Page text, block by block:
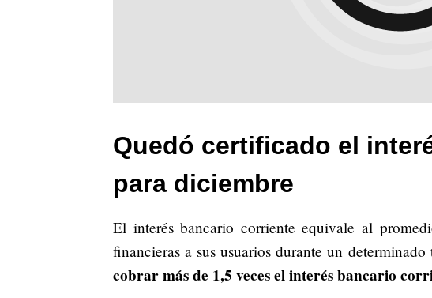
Quedó certificado el
para diciembre
El interés bancario corriente equivale al
financieras a sus usuarios durante un
cobrar más de 1,5 veces el interés bancario